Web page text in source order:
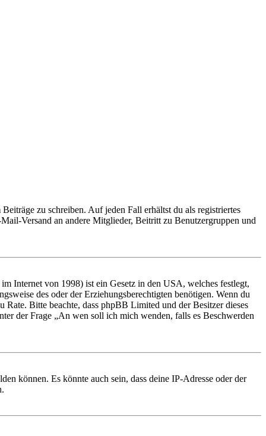
zu schreiben. Auf jeden Fall erhältst du als registriertes
Versand an andere Mitglieder, Beitritt zu Benutzergruppen und
Internet von 1998) ist ein Gesetz in den USA, welches festlegt,
des oder der Erziehungsberechtigten benötigen. Wenn du
Bitte beachte, dass phpBB Limited und der Besitzer dieses
der Frage „An wen soll ich mich wenden, falls es Beschwerden
können. Es könnte auch sein, dass deine IP-Adresse oder der